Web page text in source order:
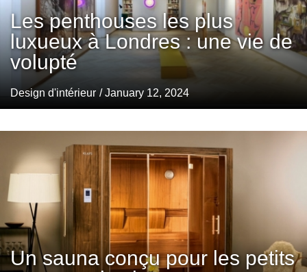
Les penthouses les plus
luxueux à Londres : une vie de
volupté
Design d'intérieur / January 12, 2024
Un sauna conçu pour les petits